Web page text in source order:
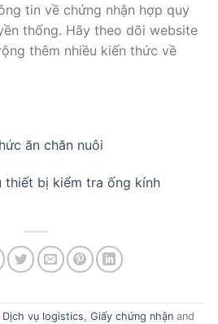
tin về chứng nhận hợp quy
thống. Hãy theo dõi website
thêm nhiều kiến thức về
ăn chăn nuôi
thiết bị kiểm tra ống kính
Dịch vụ logistics, Giấy chứng nhận and